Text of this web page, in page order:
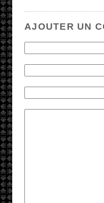
AJOUTER UN